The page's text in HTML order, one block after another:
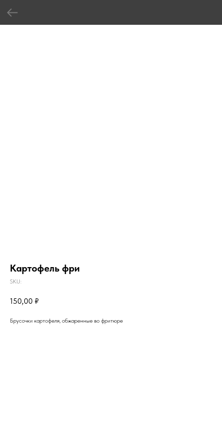
Картофель фри
SKU:
150,00 ₽
Брусочки картофеля, обжаренные во фритюре